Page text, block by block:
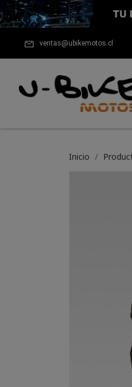
ventas@ubikemotos.cl
Inicio